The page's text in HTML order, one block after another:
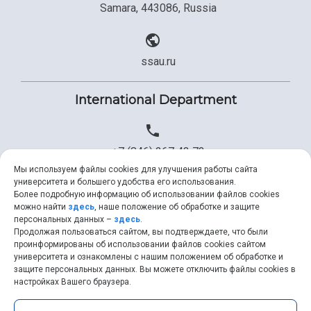
Samara, 443086, Russia
ssau.ru
International Department
+7 (846) 267 43 73
+7 (846) 334 57 22
ssau@ssau.ru
Мы используем файлы cookies для улучшения работы сайта
университета и большего удобства его использования.
Более подробную информацию об использовании файлов cookies
можно найти здесь, наше положение об обработке и защите
персональных данных – здесь.
Продолжая пользоваться сайтом, вы подтверждаете, что были
проинформированы об использовании файлов cookies сайтом
университета и ознакомлены с нашим положением об обработке и
защите персональных данных. Вы можете отключить файлы cookies в
настройках Вашего браузера.